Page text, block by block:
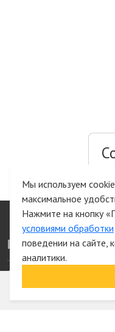
Информация
О компании
Мы используем
максимальное
Нажмите на кнопку
условиями обработки
поведении на сайте,
аналитики.